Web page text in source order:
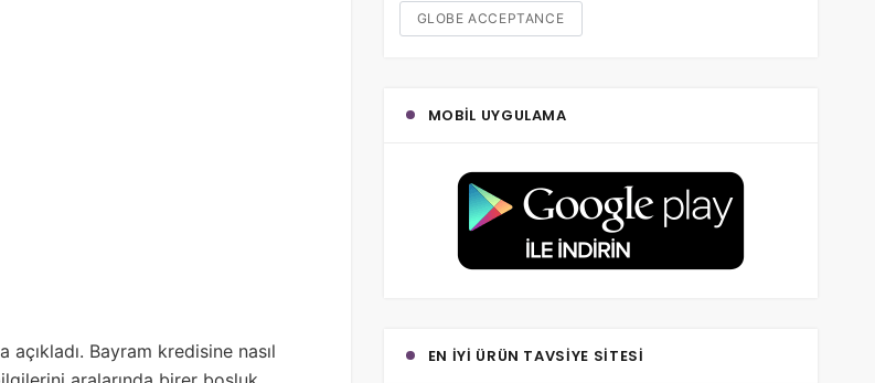
açıkladı. Bayram kredisine nasıl
GLOBE ACCEPTANCE
MOBIL UYGULAMA
EN İYI ÜRÜN TAVSIYE SITESI